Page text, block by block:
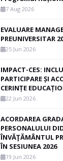
7 Aug 2026
EVALUARE
PREUNIVERSITAR
25 Jun 2026
IMPACT-CES:
PARTICIPARE ȘI
CERINȚE
22 Jun 2026
ACORDAREA
PERSONALULUI
ÎNVĂŢĂMÂNTUL
ÎN SESIUNEA 2026
19 Jun 2026